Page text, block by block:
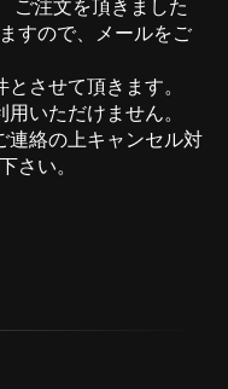
ご注文を頂きました
すので、メールをご
させて頂きます。
いただけません。
連絡の上キャンセル対
さい。